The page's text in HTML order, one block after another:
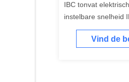
IBC tonvat
instelbare snelheid
roermachine voor
Vind de